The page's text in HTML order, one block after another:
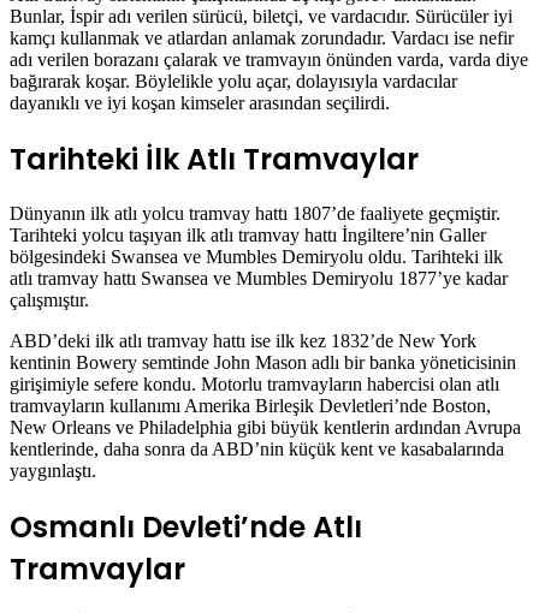
Bunlar, İspir adı verilen sürücü, biletçi, ve vardacıdır. Sürücüler iyi
kamçı kullanmak ve atlardan anlamak zorundadır. Vardacı ise nefir
adı verilen borazanı çalarak ve tramvayın önünden varda, varda diye
bağırarak koşar. Böylelikle yolu açar, dolayısıyla vardacılar
dayanıklı ve iyi koşan kimseler arasından seçilirdi.
Tarihteki İlk Atlı Tramvaylar
Dünyanın ilk atlı yolcu tramvay hattı 1807’de faaliyete geçmiştir.
Tarihteki yolcu taşıyan ilk atlı tramvay hattı İngiltere’nin Galler
bölgesindeki Swansea ve Mumbles Demiryolu oldu. Tarihteki ilk
atlı tramvay hattı Swansea ve Mumbles Demiryolu 1877’ye kadar
çalışmıştır.
ABD’deki ilk atlı tramvay hattı ise ilk kez 1832’de New York
kentinin Bowery semtinde John Mason adlı bir banka yöneticisinin
girişimiyle sefere kondu. Motorlu tramvayların habercisi olan atlı
tramvayların kullanımı Amerika Birleşik Devletleri’nde Boston,
New Orleans ve Philadelphia gibi büyük kentlerin ardından Avrupa
kentlerinde, daha sonra da ABD’nin küçük kent ve kasabalarında
yaygınlaştı.
Osmanlı Devleti’nde Atlı
Tramvaylar